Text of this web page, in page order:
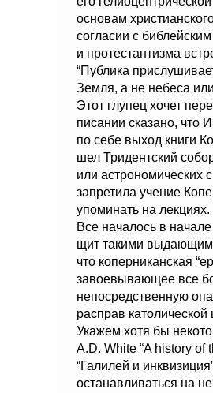
основам
согласии с
и протестантизма
“Публика
Земля, а не небеса
Этот глупец хочет
писании сказано, что
по себе выход книги
шел Тридентский
или астрономических
запретила учение
упоминать на лекциях.
Все началось в
щит такими
что коперниканская
завоевывающее все
непосредственную
расправ
Укажем хотя бы
A.D. White “A history
“Галилей и
останавливаться на